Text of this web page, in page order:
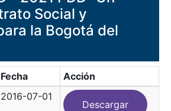
Social y
la Bogotá del
Fecha
Acción
2016-07-01
Descargar